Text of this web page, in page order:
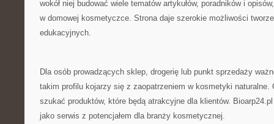
wokół niej budować wiele tematów artykułów, poradników i
w domowej kosmetyczce. Strona daje szerokie możliwości
edukacyjnych.
Dla osób prowadzących sklep, drogerię lub punkt sprzedaży
takim profilu kojarzy się z zaopatrzeniem w kosmetyki naturalne.
szukać produktów, które będą atrakcyjne dla klientów.
jako serwis z potencjałem dla branży kosmetycznej.